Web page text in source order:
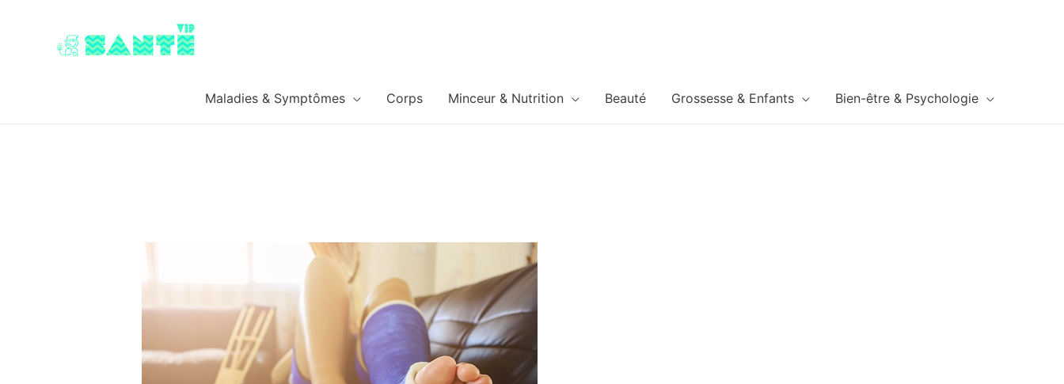
Maladies & Symptômes Corps Minceur & Nutrition Beauté Grossesse & Enfants Bien-être & Psychologie